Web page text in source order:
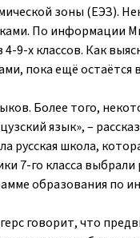
зоны (ЕЭЗ).
По информации
9-х классов. Как
пока ещё
Более того,
язык», –
школа,
7-го класса
образования по
говорит, что